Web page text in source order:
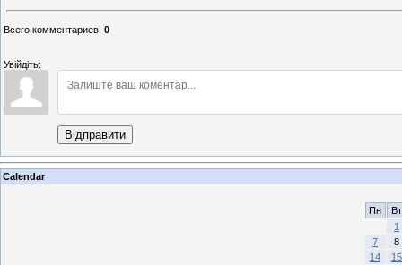
Всего комментариев: 0
Увійдіть:
Відправити
Calendar
Пн
Вт
1
7
8
14
15